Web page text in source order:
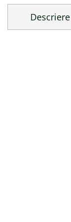
Descriere